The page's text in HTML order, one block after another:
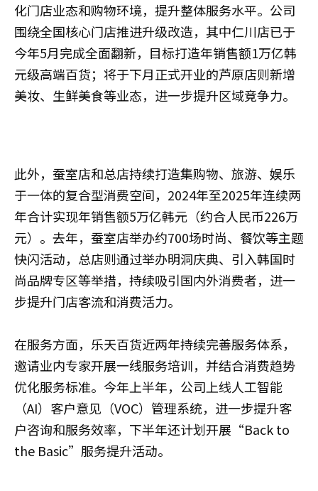
化门店业态和购物环境，提升整体服务水平。公司
围绕全国核心门店推进升级改造，其中仁川店已于
今年5月完成全面翻新，目标打造年销售额1万亿韩
元级高端百货；将于下月正式开业的芦原店则新增
美妆、生鲜美食等业态，进一步提升区域竞争力。
此外，蚕室店和总店持续打造集购物、旅游、娱乐
于一体的复合型消费空间，2024年至2025年连续两
年合计实现年销售额5万亿韩元（约合人民币226万
元）。去年，蚕室店举办约700场时尚、餐饮等主题
快闪活动，总店则通过举办明洞庆典、引入韩国时
尚品牌专区等举措，持续吸引国内外消费者，进一
步提升门店客流和消费活力。
在服务方面，乐天百货近两年持续完善服务体系，
邀请业内专家开展一线服务培训，并结合消费趋势
优化服务标准。今年上半年，公司上线人工智能
（AI）客户意见（VOC）管理系统，进一步提升客
户咨询和服务效率，下半年还计划开展“Back to
the Basic”服务提升活动。